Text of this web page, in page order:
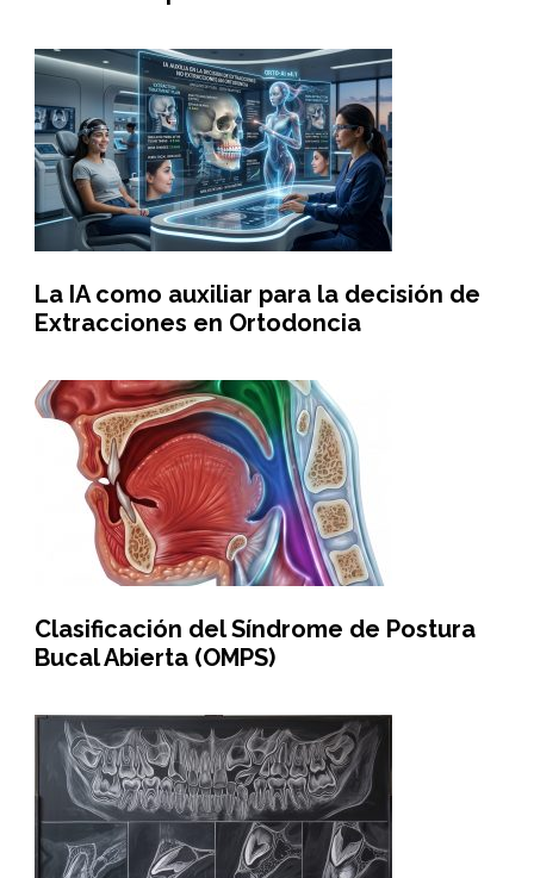
La IA como auxiliar para la decisión de
Extracciones en Ortodoncia
Clasificación del Síndrome de Postura
Bucal Abierta (OMPS)